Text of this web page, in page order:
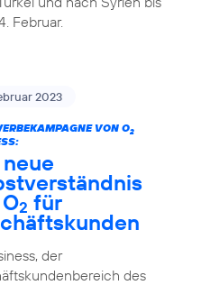
Februar.
2023
VON O2
2 für
der
des